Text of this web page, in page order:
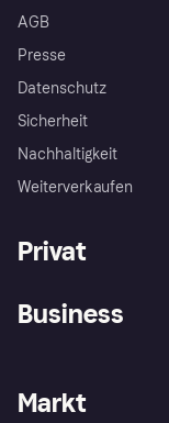
AGB
Presse
Datenschutz
Sicherheit
Nachhaltigkeit
Weiterverkaufen
Privat
Shops entdecken
Business
Händlerportal
Markt